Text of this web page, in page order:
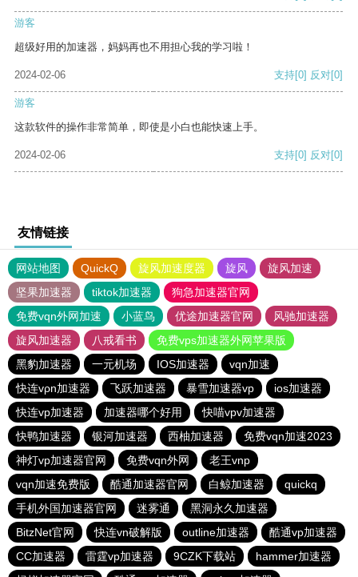
游客
超级好用的加速器，妈妈再也不用担心我的学习啦！
2024-02-06 支持[0] 反对[0]
游客
这款软件的操作非常简单，即使是小白也能快速上手。
2024-02-06 支持[0] 反对[0]
友情链接
网站地图 QuickQ 旋风加速度器 旋风
旋风加速
坚果加速器
tiktok加速器
狗急加速器官网
免费vqn外网加速
小蓝鸟 优途加速器官网
风驰加速器
旋风加速器
八戒看书
免费vps加速器外网苹果版
黑豹加速器
一元机场 IOS加速器
vqn加速
快连vρn加速器
飞跃加速器 暴雪加速器vp
ios加速器
快连vp加速器
加速器哪个好用
快喵vpv加速器
快鸭加速器
银河加速器 西柚加速器
免费vqn加速2023
神灯vp加速器官网
免费vqn外网
老王vnp
vqn加速免费版
酷通加速器官网 白鲸加速器
quickq
手机外国加速器官网
迷雾通
黑洞永久加速器
BitzNet官网
快连vn破解版 outline加速器
酷通vp加速器
CC加速器
雷霆vp加速器 9CZK下载站
hammer加速器